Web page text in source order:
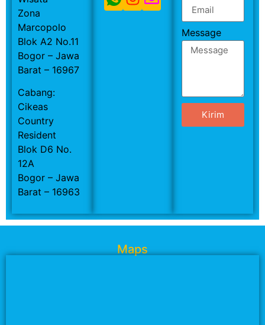
Zona
Marcopolo
Blok A2 No.11
Bogor – Jawa
Barat – 16967
Cabang:
Cikeas
Country
Resident
Blok D6 No.
12A
Bogor – Jawa
Barat – 16963
Message
Kirim
Maps